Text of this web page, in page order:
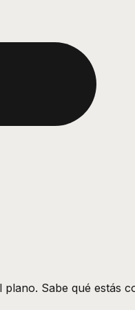
Sabe qué estás